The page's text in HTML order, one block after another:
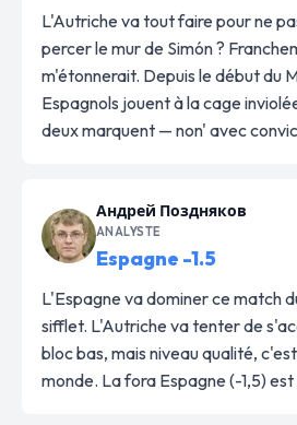
L'Autriche va tout faire pour ne
percer le mur de Simón ?
m'étonnerait. Depuis le début du
Espagnols jouent à la cage
deux marquent — non' avec
Андрей Поздняков
ANALYSTE
Espagne -1.5
L'Espagne va dominer ce match
sifflet. L'Autriche va tenter de
bloc bas, mais niveau qualité,
monde. La fora Espagne (-1,5)